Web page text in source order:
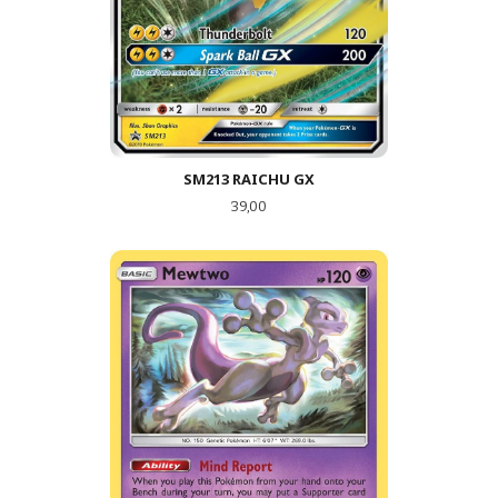
SM213 RAICHU GX
Pris
39,00